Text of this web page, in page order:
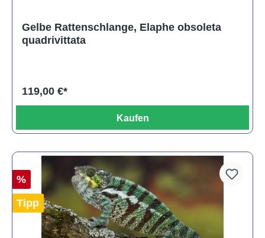
Gelbe Rattenschlange, Elaphe obsoleta
quadrivittata
119,00 €*
Kaufen
%
Tipp